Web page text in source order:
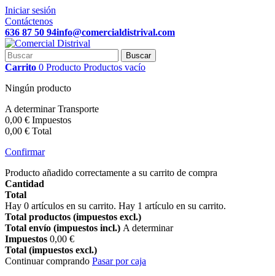
Iniciar sesión
Contáctenos
636 87 50 94info@comercialdistrival.com
Buscar
Carrito 0 Producto Productos vacío
Ningún producto
A determinarTransporte
0,00 € Impuestos
0,00 € Total
Confirmar
Producto añadido correctamente a su carrito de compra
Cantidad
Total
Hay 0 artículos en su carrito. Hay 1 artículo en su carrito.
Total productos (impuestos excl.)
Total envío (impuestos incl.) A determinar
Impuestos 0,00 €
Total (impuestos excl.)
Continuar comprando Pasar por caja